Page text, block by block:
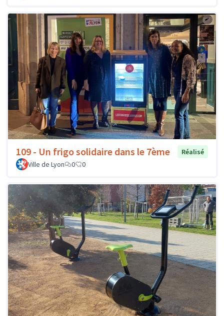
109 - Un frigo solidaire dans le 7ème
Réalisé
Ville de Lyon
0 0